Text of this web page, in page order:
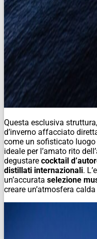
Questa esclusiva
d’inverno affacciato
come un sofisticato
ideale per l’amato rito
degustare cocktail
distillati internazionali.
un’accurata selezione
creare un’atmosfera